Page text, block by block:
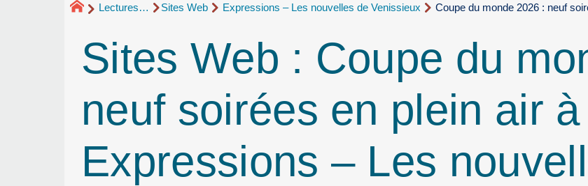
Lectures… Sites Web Expressions – Les nouvelles de Venissieux Coupe du monde 2026 : neuf
Sites Web : Coupe du
neuf soirées en plein air
Expressions – Les